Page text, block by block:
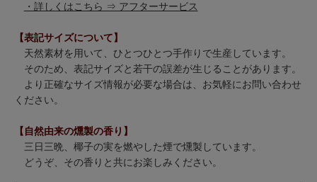
・詳しくはこちら ⇒ アフターサービス
【表記サイズについて】
天然素材を用いて、ひとつひとつ手作りで生産しています。
そのため、表記サイズと若干の誤差が生じることがあります。
より正確なサイズ情報が必要な場合は、お気軽にお問い合わせ
ください。
【自然由来の燻製の香り】
三日三晩、椰子の実を燃やした煙で燻製しています。
どうぞ、その香りと共にお楽しみください。